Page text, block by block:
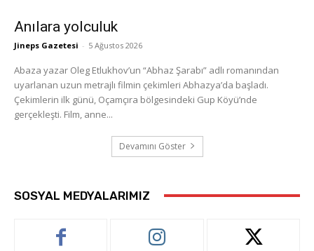
Anılara yolculuk
Jineps Gazetesi - 5 Ağustos 2026
Abaza yazar Oleg Etlukhov’un “Abhaz Şarabı” adlı romanından
uyarlanan uzun metrajlı filmin çekimleri Abhazya’da başladı.
Çekimlerin ilk günü, Oçamçıra bölgesindeki Gup Köyü’nde
gerçekleşti. Film, anne...
Devamını Göster
SOSYAL MEDYALARIMIZ